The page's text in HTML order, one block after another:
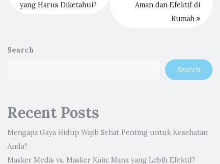
yang Harus Diketahui?
Aman dan Efektif di
Rumah
Search
Search
Recent Posts
Mengapa Gaya Hidup Wajib Sehat Penting untuk Kesehatan
Anda?
Masker Medis vs. Masker Kain: Mana yang Lebih Efektif?